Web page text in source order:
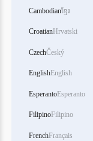
Cambodianខ្មែរ
CroatianHrvatski
CzechČeský
EnglishEnglish
EsperantoEsperanto
FilipinoFilipino
FrenchFrançais